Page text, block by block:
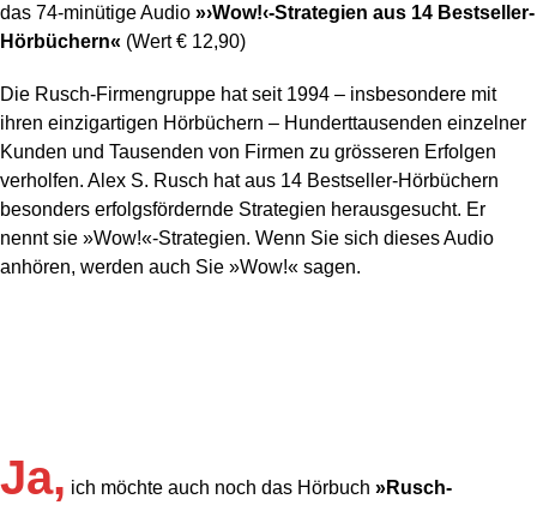
das 74-minütige Audio »›Wow!‹-Strategien aus 14 Bestseller-
Hörbüchern« (Wert € 12,90)
Die Rusch-Firmengruppe hat seit 1994 – insbesondere mit
ihren einzigartigen Hörbüchern – Hunderttausenden einzelner
Kunden und Tausenden von Firmen zu grösseren Erfolgen
verholfen. Alex S. Rusch hat aus 14 Bestseller-Hörbüchern
besonders erfolgsfördernde Strategien herausgesucht. Er
nennt sie »Wow!«-Strategien. Wenn Sie sich dieses Audio
anhören, werden auch Sie »Wow!« sagen.
Ja, ich möchte auch noch das Hörbuch »Rusch-